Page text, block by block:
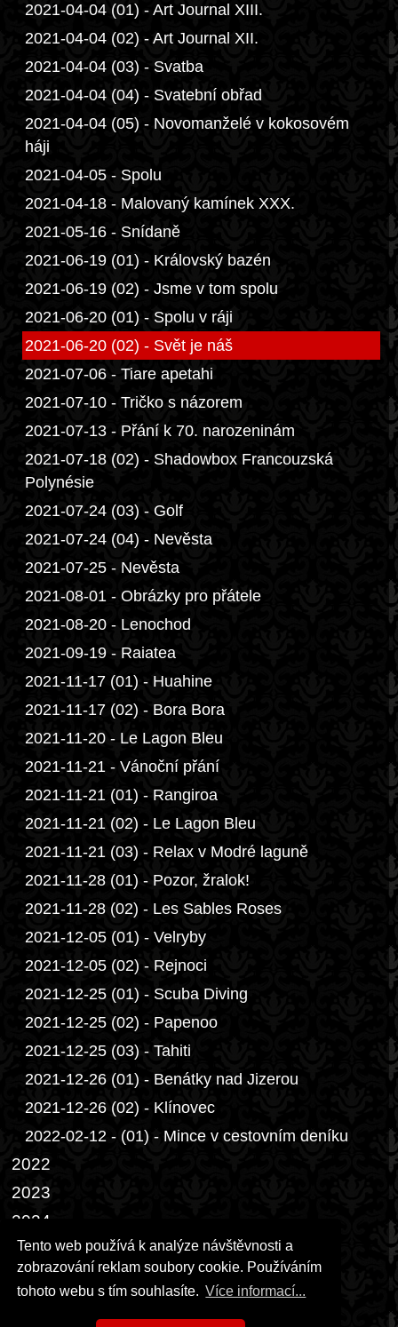
Tento web používá k analýze návštěvnosti a
zobrazování reklam soubory cookie. Používáním
tohoto webu s tím souhlasíte. Více informací...
2021-04-04 (01) - Art Journal XIII.
2021-04-04 (02) - Art Journal XII.
2021-04-04 (03) - Svatba
2021-04-04 (04) - Svatební obřad
2021-04-04 (05) - Novomanželé v kokosovém
háji
2021-04-05 - Spolu
2021-04-18 - Malovaný kamínek XXX.
2021-05-16 - Snídaně
2021-06-19 (01) - Královský bazén
2021-06-19 (02) - Jsme v tom spolu
2021-06-20 (01) - Spolu v ráji
2021-06-20 (02) - Svět je náš
2021-07-06 - Tiare apetahi
2021-07-10 - Tričko s názorem
2021-07-13 - Přání k 70. narozeninám
2021-07-18 (02) - Shadowbox Francouzská
Polynésie
2021-07-24 (03) - Golf
2021-07-24 (04) - Nevěsta
2021-07-25 - Nevěsta
2021-08-01 - Obrázky pro přátele
2021-08-20 - Lenochod
2021-09-19 - Raiatea
2021-11-17 (01) - Huahine
2021-11-17 (02) - Bora Bora
2021-11-20 - Le Lagon Bleu
2021-11-21 - Vánoční přání
2021-11-21 (01) - Rangiroa
2021-11-21 (02) - Le Lagon Bleu
2021-11-21 (03) - Relax v Modré laguně
2021-11-28 (01) - Pozor, žralok!
2021-11-28 (02) - Les Sables Roses
2021-12-05 (01) - Velryby
2021-12-05 (02) - Rejnoci
2021-12-25 (01) - Scuba Diving
2021-12-25 (02) - Papenoo
2021-12-25 (03) - Tahiti
2021-12-26 (01) - Benátky nad Jizerou
2021-12-26 (02) - Klínovec
2022-02-12 - (01) - Mince v cestovním deníku
2022
2023
2024
2025
2026